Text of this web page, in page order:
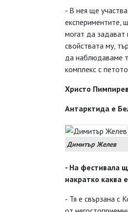
- В нея ще
експериментите,
могат да задават
свойствата му,
да наблюдаваме
комплекс с
Христо
Антарктида е
Димитър Желев
- На фестивала
накратко каква
- Тя е свързана с